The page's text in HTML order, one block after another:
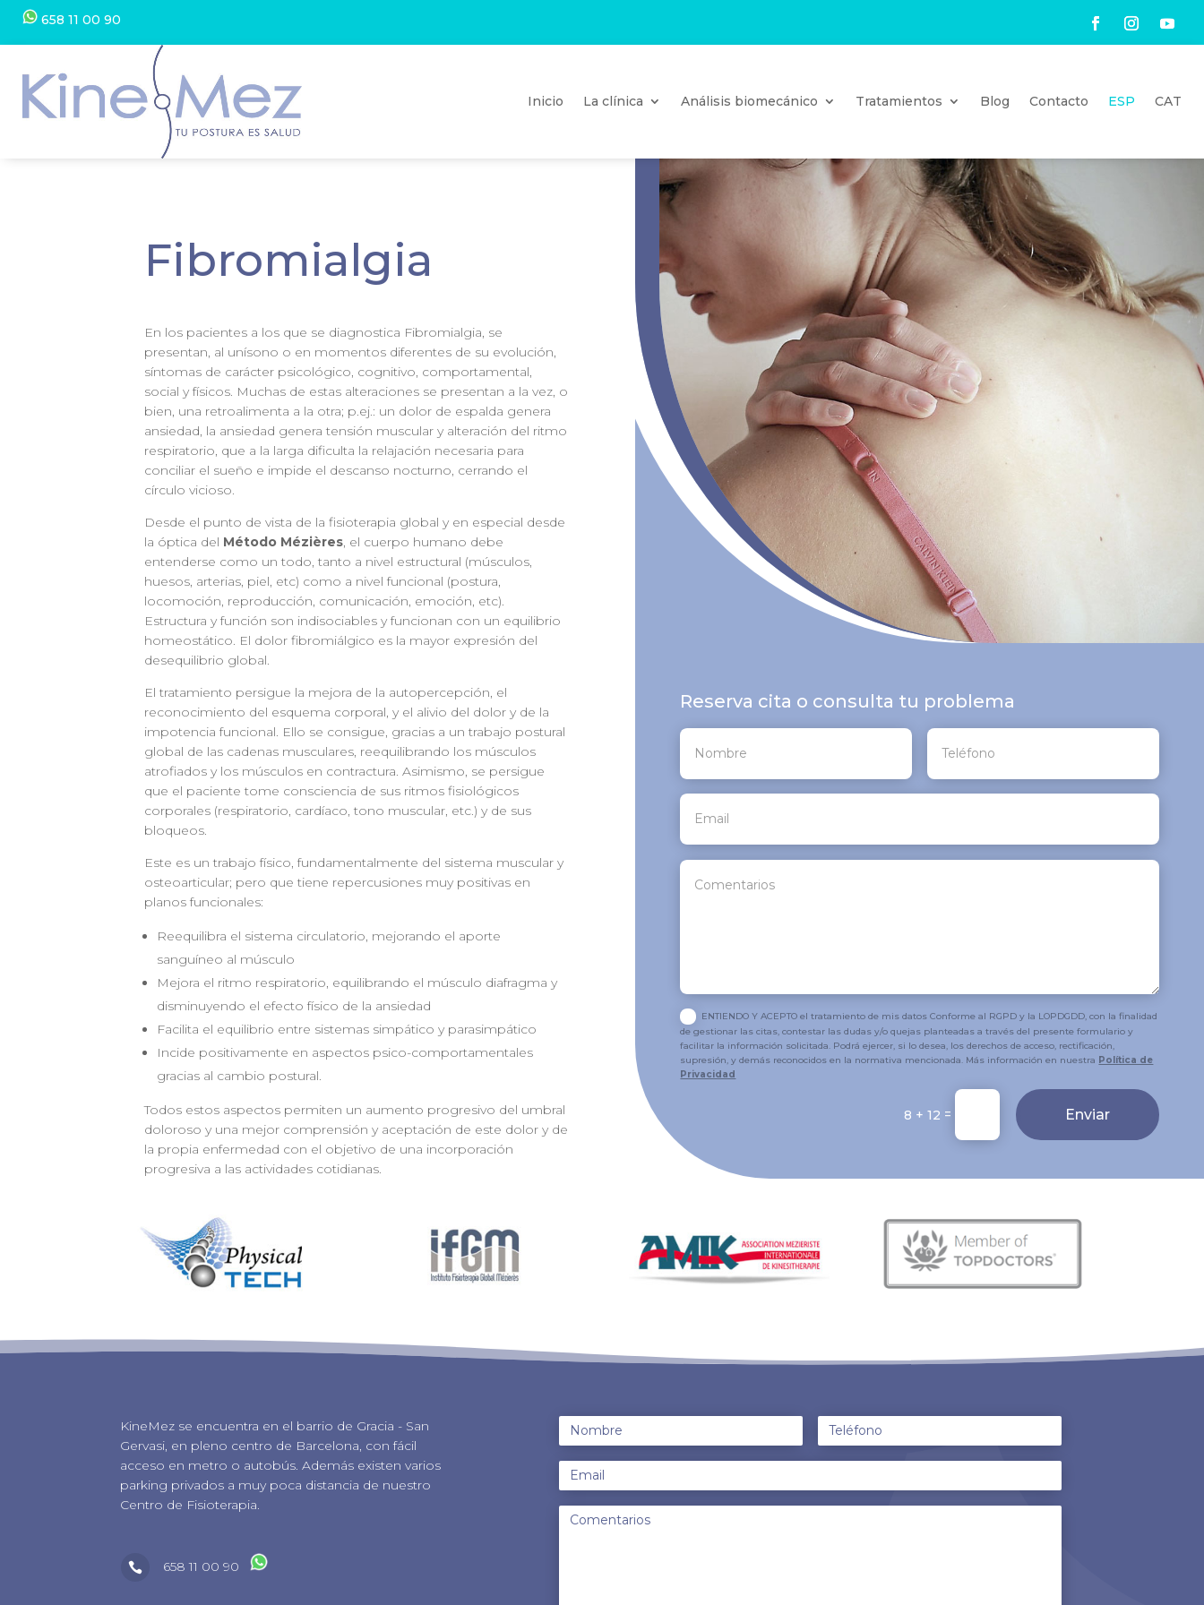
658 11 00 90
Inicio La clínica Análisis biomecánico Tratamientos Blog Contacto ESP CAT
Fibromialgia
En los pacientes a los que se diagnostica Fibromialgia, se
presentan, al unísono o en momentos diferentes de su evolución,
síntomas de carácter psicológico, cognitivo, comportamental,
social y físicos. Muchas de estas alteraciones se presentan a la vez, o
bien, una retroalimenta a la otra; p.ej.: un dolor de espalda genera
ansiedad, la ansiedad genera tensión muscular y alteración del ritmo
respiratorio, que a la larga dificulta la relajación necesaria para
conciliar el sueño e impide el descanso nocturno, cerrando el
círculo vicioso.
Desde el punto de vista de la fisioterapia global y en especial desde
la óptica del Método Mézières, el cuerpo humano debe
entenderse como un todo, tanto a nivel estructural (músculos,
huesos, arterias, piel, etc) como a nivel funcional (postura,
locomoción, reproducción, comunicación, emoción, etc).
Estructura y función son indisociables y funcionan con un equilibrio
homeostático. El dolor fibromiálgico es la mayor expresión del
desequilibrio global.
El tratamiento persigue la mejora de la autopercepción, el
reconocimiento del esquema corporal, y el alivio del dolor y de la
impotencia funcional. Ello se consigue, gracias a un trabajo postural
global de las cadenas musculares, reequilibrando los músculos
atrofiados y los músculos en contractura. Asimismo, se persigue
que el paciente tome consciencia de sus ritmos fisiológicos
corporales (respiratorio, cardíaco, tono muscular, etc.) y de sus
bloqueos.
Este es un trabajo físico, fundamentalmente del sistema muscular y
osteoarticular; pero que tiene repercusiones muy positivas en
planos funcionales:
Reequilibra el sistema circulatorio, mejorando el aporte
sanguíneo al músculo
Mejora el ritmo respiratorio, equilibrando el músculo diafragma y
disminuyendo el efecto físico de la ansiedad
Facilita el equilibrio entre sistemas simpático y parasimpático
Incide positivamente en aspectos psico-comportamentales
gracias al cambio postural.
Todos estos aspectos permiten un aumento progresivo del umbral
doloroso y una mejor comprensión y aceptación de este dolor y de
la propia enfermedad con el objetivo de una incorporación
progresiva a las actividades cotidianas.
Reserva cita o consulta tu problema
ENTIENDO Y ACEPTO el tratamiento de mis datos Conforme al RGPD y la LOPDGDD, con la finalidad
de gestionar las citas, contestar las dudas y/o quejas planteadas a través del presente formulario y
facilitar la información solicitada. Podrá ejercer, si lo desea, los derechos de acceso, rectificación,
supresión, y demás reconocidos en la normativa mencionada. Más información en nuestra Política de
Privacidad
8 + 12 = Enviar
KineMez se encuentra en el barrio de Gracia - San
Gervasi, en pleno centro de Barcelona, con fácil
acceso en metro o autobús. Además existen varios
parking privados a muy poca distancia de nuestro
Centro de Fisioterapia.
 658 11 00 90